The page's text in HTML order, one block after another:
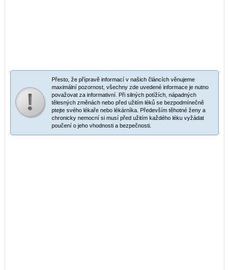
Přesto, že přípravě informací v našich článcích věnujeme
maximální pozornost, všechny zde uvedené informace je nutno
považovat za informativní. Při silných potížích, nápadných
tělesných změnách nebo před užitím léků se bezpodmínečně
ptejte svého lékaře nebo lékárníka. Především těhotné ženy a
chronicky nemocní si musí před užitím každého léku vyžádat
poučení o jeho vhodnosti a bezpečnosti.